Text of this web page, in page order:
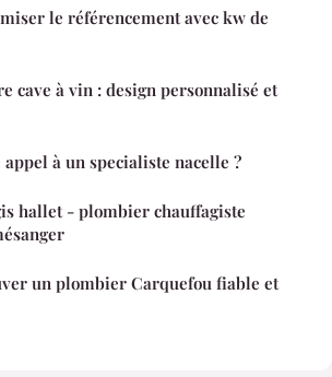
le référencement avec kw de
cave à vin : design personnalisé et
à un specialiste nacelle ?
hallet - plombier chauffagiste
un plombier Carquefou fiable et